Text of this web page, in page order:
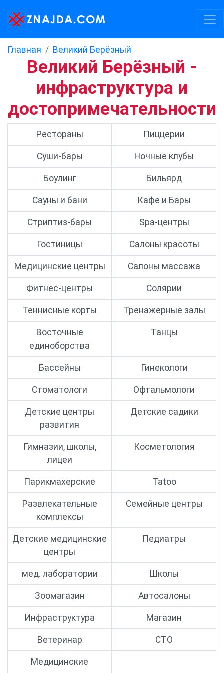
Главная Великий Берёзный
Великий Берёзный -
инфраструктура и
достопримечательности
Рестораны Пиццерии
Суши-бары Ночные клубы
Боулинг Бильярд
Сауны и бани Кафе и Бары
Стриптиз-бары Spa-центры
Гостиницы Салоны красоты
Медицинские центры Салоны массажа
Фитнес-центры Солярии
Теннисные корты Тренажерные залы
Восточные
единоборства
Танцы
Бассейны Гинекологи
Стоматологи Офтальмологи
Детские центры
развития
Детские садики
Гимназии, школы,
лицеи
Косметология
Парикмахерские Tatoo
Развлекательные
комплексы
Семейные центры
Детские медицинские
центры
Педиатры
мед. лаборатории Школы
Зоомагазин Автосалоны
Инфраструктура Магазин
Ветеринар СТО
Медицинские